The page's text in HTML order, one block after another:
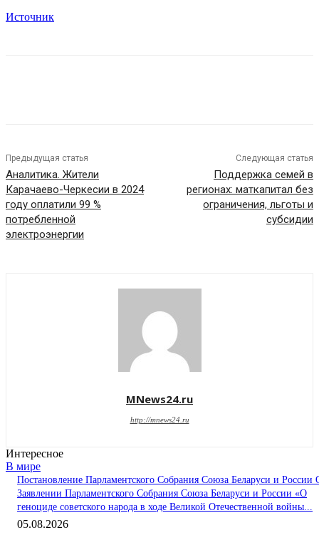
Источник
Предыдущая статья
Аналитика. Жители
Карачаево-Черкесии в 2024
году оплатили 99 %
потребленной
электроэнергии
Следующая статья
Поддержка семей в
регионах: маткапитал без
ограничения, льготы и
субсидии
MNews24.ru
http://mnews24.ru
Интересное
В мире
Постановление Парламентского Собрания Союза Беларуси и России
Заявлении Парламентского Собрания Союза Беларуси и России «О
геноциде советского народа в ходе Великой Отечественной войны...
05.08.2026